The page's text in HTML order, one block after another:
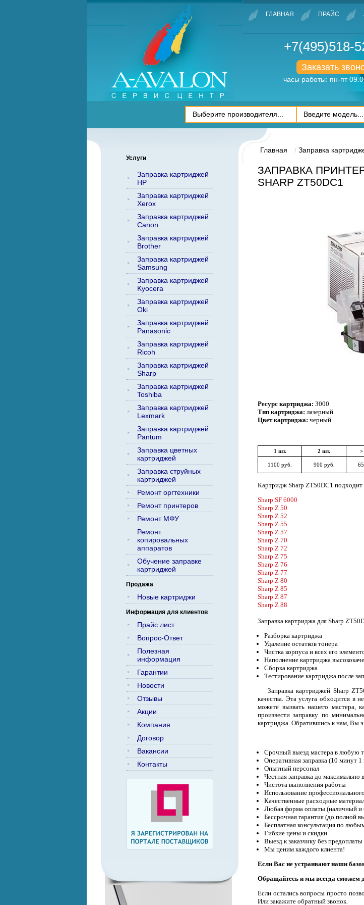
ГЛАВНАЯ ПРАЙС
+7(495)518-
Заказать
часы работы: пн-пт
Услуги
Заправка картриджей
HP
Заправка картриджей
Xerox
Заправка картриджей
Canon
Заправка картриджей
Brother
Заправка картриджей
Samsung
Заправка картриджей
Kyocera
Заправка картриджей
Oki
Заправка картриджей
Panasonic
Заправка картриджей
Ricoh
Заправка картриджей
Sharp
Заправка картриджей
Toshiba
Заправка картриджей
Lexmark
Заправка картриджей
Pantum
Заправка цветных
картриджей
Заправка струйных
картриджей
Ремонт оргтехники
Ремонт принтеров
Ремонт МФУ
Ремонт
копировальных
аппаратов
Обучение заправке
картриджей
Продажа
Новые картриджи
Информация для клиентов
Прайс лист
Вопрос-Ответ
Полезная
информация
Гарантии
Новости
Отзывы
Акции
Компания
Договор
Вакансии
Контакты
Главная Заправка
ЗАПРАВКА
SHARP ZT50DC1
Ресурс картриджа: 3000
Тип картриджа: лазерный
Цвет картриджа: черный
1 шт. 2 шт. >
1100 руб. 900 руб.
Картридж Sharp ZT50DC1 подходит
Sharp SF 6000
Sharp Z 50
Sharp Z 52
Sharp Z 55
Sharp Z 57
Sharp Z 70
Sharp Z 72
Sharp Z 75
Sharp Z 76
Sharp Z 77
Sharp Z 80
Sharp Z 85
Sharp Z 87
Sharp Z 88
Заправка картриджа для Sharp
Разборка картриджа
Удаление остатков тонера
Чистка корпуса и всех его
Наполнение картриджа
Сборка картриджа
Тестирование картриджа после
Заправка картриджей Sharp
качества. Эта услуга обходится в
можете вызвать нашего
произвести заправку по
картриджа. Обратившись к нам, Вы
Срочный выезд мастера в любую
Оперативная заправка (10 минут
Опытный персонал
Честная заправка до максимально
Чистота выполнения работы
Использование
Качественные расходные
Любая форма оплаты (наличный и
Бессрочная гарантия (до полной
Бесплатная консультация по
Гибкие цены и скидки
Выезд к заказчику без предоплаты
Мы ценим каждого клиента!
Если Вас не устраивают наши
Обращайтесь и мы всегда сможем
Если остались вопросы просто
Или закажите обратный звонок.